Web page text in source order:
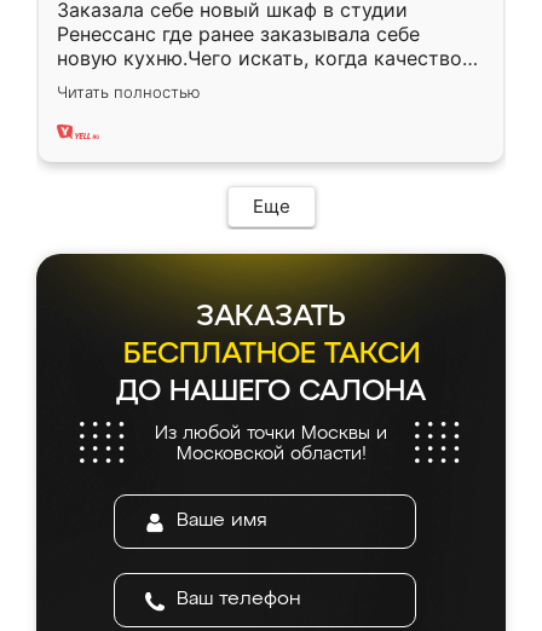
Заказала себе новый шкаф в студии
Ренессанс где ранее заказывала себе
новую кухню.Чего искать, когда качеством
вполне довольна. Служит кухня уже почти
два года, нареканий нет.
Читать полностью
Еще
ЗАКАЗАТЬ
БЕСПЛАТНОЕ ТАКСИ
ДО НАШЕГО САЛОНА
Из любой точки Москвы и
Московской области!